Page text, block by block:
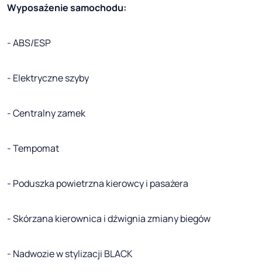
Wyposażenie samochodu:
- ABS/ESP
- Elektryczne szyby
- Centralny zamek
- Tempomat
- Poduszka powietrzna kierowcy i pasażera
- Skórzana kierownica i dźwignia zmiany biegów
- Nadwozie w stylizacji BLACK